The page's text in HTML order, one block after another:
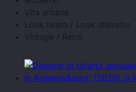
Vita urbana
Look usato / Look distrutto
Vintage / Retrò